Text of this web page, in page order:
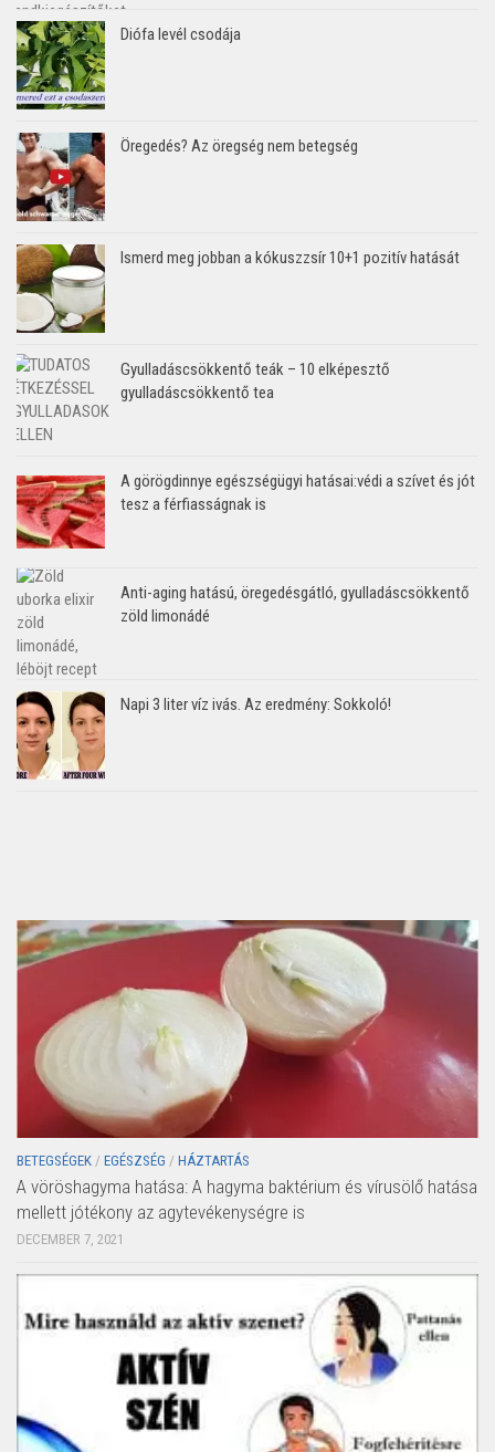
Diófa levél csodája
Öregedés? Az öregség nem betegség
Ismerd meg jobban a kókuszzsír 10+1 pozitív hatását
Gyulladáscsökkentő teák – 10 elképesztő
gyulladáscsökkentő tea
A görögdinnye egészségügyi hatásai:védi a szívet és jót
tesz a férfiasságnak is
Anti-aging hatású, öregedésgátló, gyulladáscsökkentő
zöld limonádé
Napi 3 liter víz ivás. Az eredmény: Sokkoló!
BETEGSÉGEK / EGÉSZSÉG / HÁZTARTÁS
A vöröshagyma hatása: A hagyma baktérium és vírusölő hatása
mellett jótékony az agytevékenységre is
DECEMBER 7, 2021